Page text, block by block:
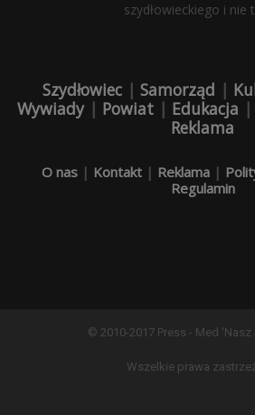
szydłowieckiego i nie
Szydłowiec | Samorząd |
Wywiady| Powiat | Edukacja |
Reklama
O nas| Kontakt| Reklama|
Regulamin
© 2010-2017 Press - Med 'Nasz
Wszelkie prawa